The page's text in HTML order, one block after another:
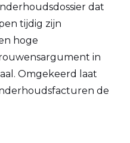
dat
tijdig zijn
hoge
in
Omgekeerd laat
de